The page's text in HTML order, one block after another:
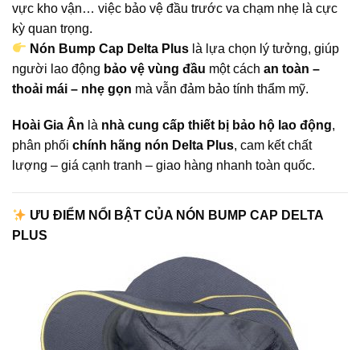
vực kho vận… việc bảo vệ đầu trước va chạm nhẹ là cực
kỳ quan trọng.
Nón Bump Cap Delta Plus là lựa chọn lý tưởng, giúp
người lao động bảo vệ vùng đầu một cách an toàn –
thoải mái – nhẹ gọn mà vẫn đảm bảo tính thẩm mỹ.
Hoài Gia Ân là nhà cung cấp thiết bị bảo hộ lao động,
phân phối chính hãng nón Delta Plus, cam kết chất
lượng – giá cạnh tranh – giao hàng nhanh toàn quốc.
ƯU ĐIỂM NỔI BẬT CỦA NÓN BUMP CAP DELTA
PLUS